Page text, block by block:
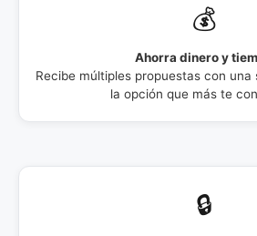
💰
Ahorra dinero y
Recibe múltiples propuestas con una
la opción que más te
🔒